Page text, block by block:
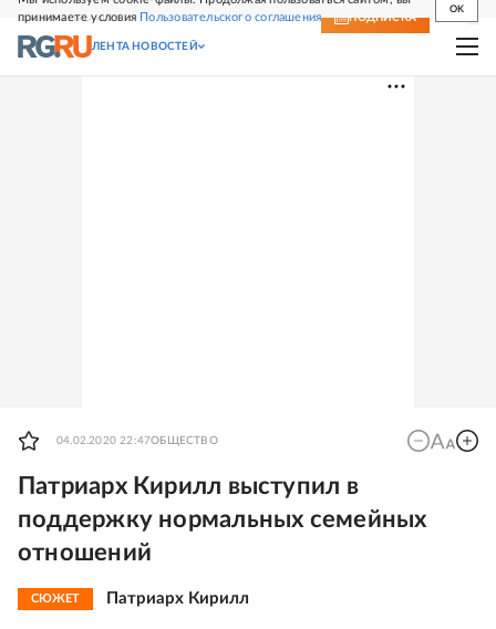
принимаете условия Пользовательского соглашения
OK
СВЕЖИЙ НОМЕР ПОДПИСКА
ЛЕНТА НОВОСТЕЙ
04.02.2020 22:47ОБЩЕСТВО
Патриарх Кирилл выступил в
поддержку нормальных семейных
отношений
СЮЖЕТ Патриарх Кирилл